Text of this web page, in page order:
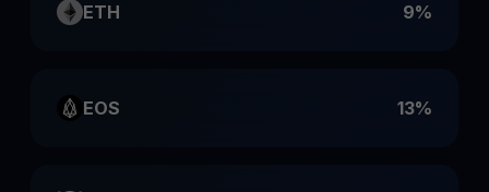
ETH 9%
EOS 13%